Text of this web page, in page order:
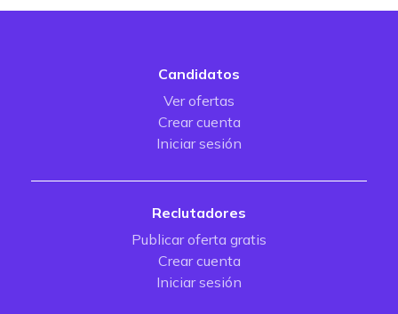
Candidatos
Ver ofertas
Crear cuenta
Iniciar sesión
Reclutadores
Publicar oferta gratis
Crear cuenta
Iniciar sesión